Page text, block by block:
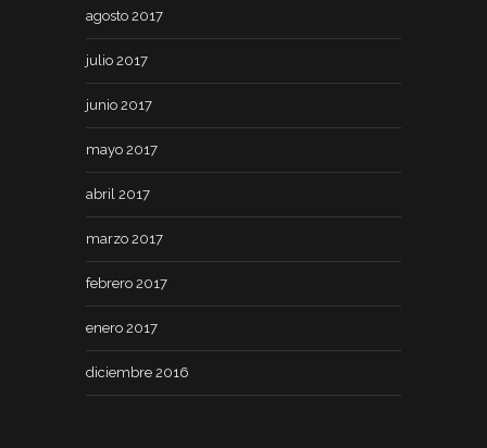
agosto 2017
julio 2017
junio 2017
mayo 2017
abril 2017
marzo 2017
febrero 2017
enero 2017
diciembre 2016